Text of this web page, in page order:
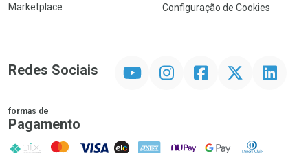
Marketplace
Configuração de Cookies
Redes Sociais InstagramFacebookTwitter Linkedin
formas de
Pagamento
PIX MasterCard
VISA ELO AMEX NuPay Google PayDiners Club